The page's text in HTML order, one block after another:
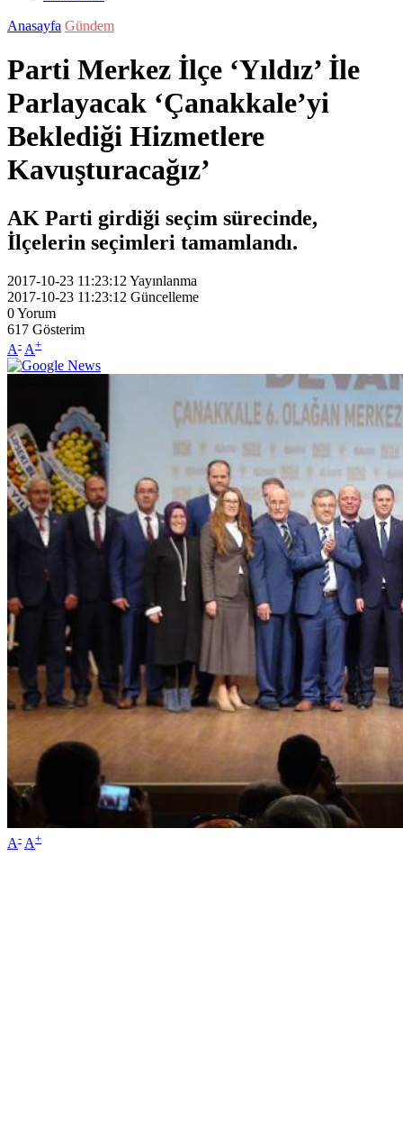
Anasayfa Gündem
Parti Merkez İlçe ‘Yıldız’ İle
Parlayacak ‘Çanakkale’yi
Beklediği Hizmetlere
Kavuşturacağız’
AK Parti girdiği seçim sürecinde,
İlçelerin seçimleri tamamlandı.
2017-10-23 11:23:12 Yayınlanma
2017-10-23 11:23:12 Güncelleme
0Yorum
617 Gösterim
A- A+
A- A+